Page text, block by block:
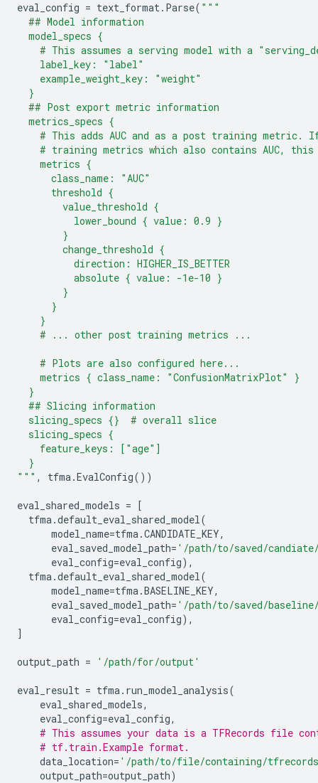
eval_config = text_format. Parse( """
  ## Model information
  model_specs {
# This assumes a serving model with a
    label_key: "label"
    example_weight_key: "weight"
  }
  ## Post export metric information
  metrics_specs {
# This adds AUC and as a post training metric.
# training metrics which also contains AUC,
    metrics {
      class_name: "AUC"
      threshold {
        value_threshold {
          lower_bound { value: 0.9 }
        }
        change_threshold {
          direction: HIGHER_IS_BETTER
          absolute { value: -1e-10 }
        }
      }
    }
    # ... other post training metrics ...
    # Plots are also configured here...
    metrics { class_name: "ConfusionMatrixPlot" }
  }
  ## Slicing information
  slicing_specs
{}
  # overall slice
  slicing_specs {
    feature_keys: ["age"]
  }
""" , tfma.EvalConfig())
eval_shared_models = [
tfma.default_eval_shared_model(
model_name=tfma.CANDIDATE_KEY,
eval_saved_model_path= '/path/to/saved/
eval_config=eval_config),
tfma.default_eval_shared_model(
model_name=tfma.BASELINE_KEY,
eval_saved_model_path= '/path/to/saved/
eval_config=eval_config),
]
output_path = '/path/for/output'
eval_result = tfma. run_model_analysis(
eval_shared_models,
eval_config=eval_config,
# This assumes your data is a TFRecords file
# tf.train.Example format.
data_location= '/path/to/file/containing/
output_path=output_path)